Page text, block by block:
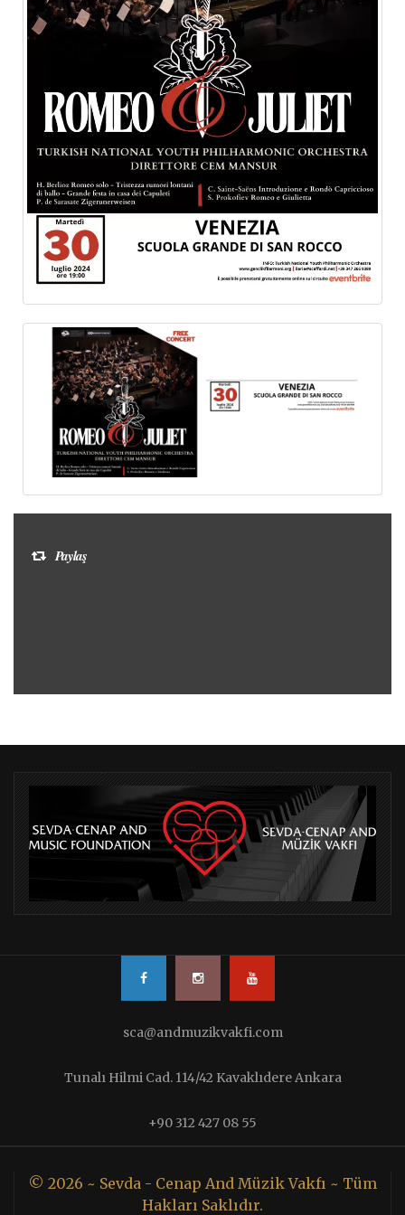
Paylaş
sca@andmuzikvakfi.com
Tunalı Hilmi Cad. 114/42 Kavaklıdere Ankara
+90 312 427 08 55
© 2026 ~ Sevda - Cenap And Müzik Vakfı ~ Tüm
Hakları Saklıdır.